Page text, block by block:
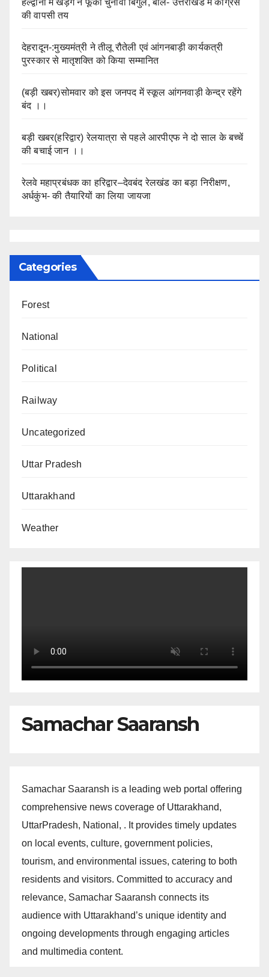
की वापसी तय
देहरादून-:मुख्यमंत्री ने तीलू रौतेली एवं आंगनबाड़ी कार्यकत्री
पुरस्कार से मातृशक्ति को किया सम्मानित
(बड़ी खबर)सोमवार को इस जनपद में स्कूल आंगनवाड़ी केन्द्र रहेंगे
बंद ।।
बड़ी खबर(हरिद्वार) रेलयात्रा से पहले आरपीएफ ने दो साल के बच्चें
की बचाई जान ।।
रेलवे महाप्रबंधक का हरिद्वार–देवबंद रेलखंड का बड़ा निरीक्षण,
अर्धकुंभ- की तैयारियों का लिया जायजा
Categories
Forest
National
Political
Railway
Uncategorized
Uttar Pradesh
Uttarakhand
Weather
Samachar Saaransh
Samachar Saaransh is a leading web portal offering
comprehensive news coverage of Uttarakhand,
UttarPradesh, National, . It provides timely updates
on local events, culture, government policies,
tourism, and environmental issues, catering to both
residents and visitors. Committed to accuracy and
relevance, Samachar Saaransh connects its
audience with Uttarakhand’s unique identity and
ongoing developments through engaging articles
and multimedia content.